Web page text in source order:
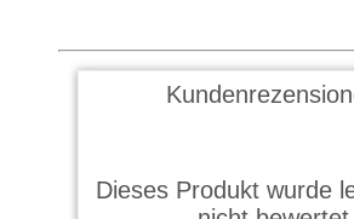
Dieses Produkt wurde